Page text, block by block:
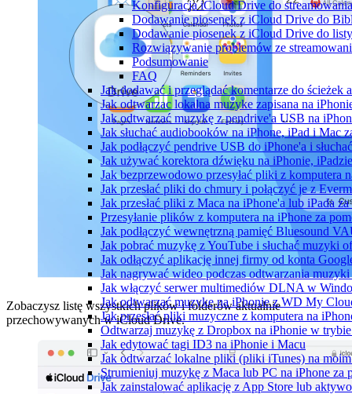
Konfiguracja iCloud Drive do
Dodawanie piosenek z iCloud Drive do
Dodawanie piosenek z iCloud Drive do
Rozwiązywanie problemów ze
Podsumowanie
FAQ
Jak dodawać i przeglądać komentarze do
Jak odtwarzac lokalna muzyke zapisana na
Jak odtwarzać muzykę z pendrive'a USB na
Jak słuchać audiobooków na iPhone, iPad i Mac
Jak podłączyć pendrive USB do iPhone'a i
Jak używać korektora dźwięku na iPhonie,
Jak bezprzewodowo przesyłać pliki z komputera
Jak przesłać pliki do chmury i połączyć je z
Jak przesłać pliki z Maca na iPhone'a lub iPada
Przesyłanie plików z komputera na iPhone za
Jak podłączyć wewnętrzną pamięć Bluesound
Jak pobrać muzykę z YouTube i słuchać muzyki
Jak odłączyć aplikację innej firmy od konta
Jak nagrywać wideo podczas odtwarzania
Jak włączyć serwer multimediów DLNA w
Jak odtwarzać muzykę na iPhonie z WD My
Jak przesłać pliki muzyczne z komputera na
Odtwarzaj muzykę z Dropbox na iPhonie w
Jak edytować tagi ID3 na iPhonie i Macu
Jak odtwarzać lokalne pliki (pliki iTunes) na
Strumieniuj muzykę z Maca lub PC na iPhone za
Jak zainstalować aplikację z App Store lub
Zobaczysz listę wszystkich plików i folderów aktualnie
przechowywanych w iCloud Drive.